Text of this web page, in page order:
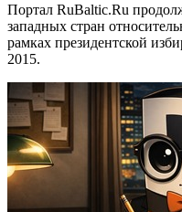
Портал RuBaltic.Ru
западных стран
рамках президентской
2015.